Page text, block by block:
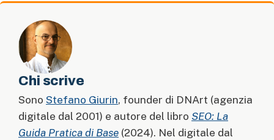
Chi scrive
Sono Stefano Giurin, founder di DNArt (agenzia
digitale dal 2001) e autore del libro SEO: La
Guida Pratica di Base (2024). Nel digitale dal